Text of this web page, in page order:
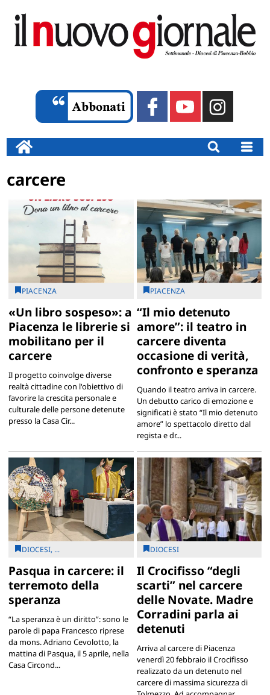
carcere
PIACENZA
«Un libro sospeso»: a
Piacenza le librerie si
mobilitano per il
carcere
Il progetto coinvolge diverse
realtà cittadine con l'obiettivo di
favorire la crescita personale e
culturale delle persone detenute
presso la Casa Cir...
PIACENZA
“Il mio detenuto
amore”: il teatro in
carcere diventa
occasione di verità,
confronto e speranza
Quando il teatro arriva in carcere.
Un debutto carico di emozione e
significati è stato “Il mio detenuto
amore” lo spettacolo diretto dal
regista e dr...
DIOCESI, ...
Pasqua in carcere: il
terremoto della
speranza
“La speranza è un diritto”: sono le
parole di papa Francesco riprese
da mons. Adriano Cevolotto, la
mattina di Pasqua, il 5 aprile, nella
Casa Circond...
DIOCESI
Il Crocifisso “degli
scarti” nel carcere
delle Novate. Madre
Corradini parla ai
detenuti
Arriva al carcere di Piacenza
venerdì 20 febbraio il Crocifisso
realizzato da un detenuto nel
carcere di massima sicurezza di